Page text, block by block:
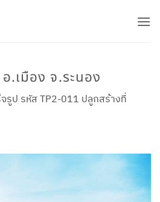
.เมือง จ.ระนอง
รูป รหัส TP2-011 ปลูกสร้างที่